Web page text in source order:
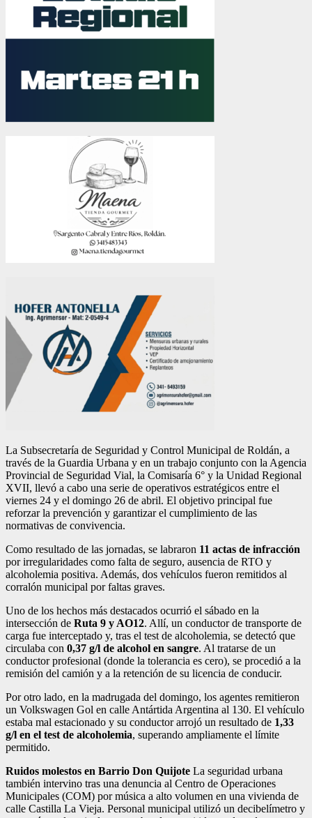
La Subsecretaría de Seguridad y Control Municipal de Roldán, a
través de la Guardia Urbana y en un trabajo conjunto con la Agencia
Provincial de Seguridad Vial, la Comisaría 6° y la Unidad Regional
XVII, llevó a cabo una serie de operativos estratégicos entre el
viernes 24 y el domingo 26 de abril. El objetivo principal fue
reforzar la prevención y garantizar el cumplimiento de las
normativas de convivencia.
Como resultado de las jornadas, se labraron 11 actas de infracción
por irregularidades como falta de seguro, ausencia de RTO y
alcoholemia positiva. Además, dos vehículos fueron remitidos al
corralón municipal por faltas graves.
Uno de los hechos más destacados ocurrió el sábado en la
intersección de Ruta 9 y AO12. Allí, un conductor de transporte de
carga fue interceptado y, tras el test de alcoholemia, se detectó que
circulaba con 0,37 g/l de alcohol en sangre. Al tratarse de un
conductor profesional (donde la tolerancia es cero), se procedió a la
remisión del camión y a la retención de su licencia de conducir.
Por otro lado, en la madrugada del domingo, los agentes remitieron
un Volkswagen Gol en calle Antártida Argentina al 130. El vehículo
estaba mal estacionado y su conductor arrojó un resultado de 1,33
g/l en el test de alcoholemia, superando ampliamente el límite
permitido.
Ruidos molestos en Barrio Don Quijote La seguridad urbana
también intervino tras una denuncia al Centro de Operaciones
Municipales (COM) por música a alto volumen en una vivienda de
calle Castilla La Vieja. Personal municipal utilizó un decibelímetro y